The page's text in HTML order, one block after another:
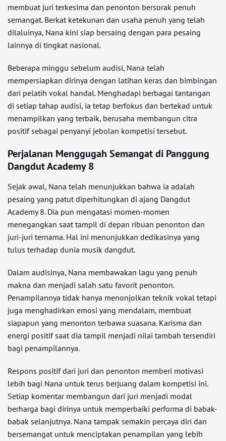
membuat juri terkesima dan penonton bersorak penuh
semangat. Berkat ketekunan dan usaha penuh yang telah
dilaluinya, Nana kini siap bersaing dengan para pesaing
lainnya di tingkat nasional.
Beberapa minggu sebelum audisi, Nana telah
mempersiapkan dirinya dengan latihan keras dan bimbingan
dari pelatih vokal handal. Menghadapi berbagai tantangan
di setiap tahap audisi, ia tetap berfokus dan bertekad untuk
menampilkan yang terbaik, berusaha membangun citra
positif sebagai penyanyi jebolan kompetisi tersebut.
Perjalanan Menggugah Semangat di Panggung
Dangdut Academy 8
Sejak awal, Nana telah menunjukkan bahwa ia adalah
pesaing yang patut diperhitungkan di ajang Dangdut
Academy 8. Dia pun mengatasi momen-momen
menegangkan saat tampil di depan ribuan penonton dan
juri-juri ternama. Hal ini menunjukkan dedikasinya yang
tulus terhadap dunia musik dangdut.
Dalam audisinya, Nana membawakan lagu yang penuh
makna dan menjadi salah satu favorit penonton.
Penampilannya tidak hanya menonjolkan teknik vokal tetapi
juga menghadirkan emosi yang mendalam, membuat
siapapun yang menonton terbawa suasana. Karisma dan
energi positif saat dia tampil menjadi nilai tambah tersendiri
bagi penampilannya.
Respons positif dari juri dan penonton memberi motivasi
lebih bagi Nana untuk terus berjuang dalam kompetisi ini.
Setiap komentar membangun dari juri menjadi modal
berharga bagi dirinya untuk memperbaiki performa di babak-
babak selanjutnya. Nana tampak semakin percaya diri dan
bersemangat untuk menciptakan penampilan yang lebih